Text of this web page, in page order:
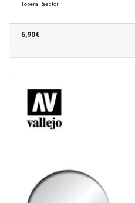
Tobera Reactor
6,90€